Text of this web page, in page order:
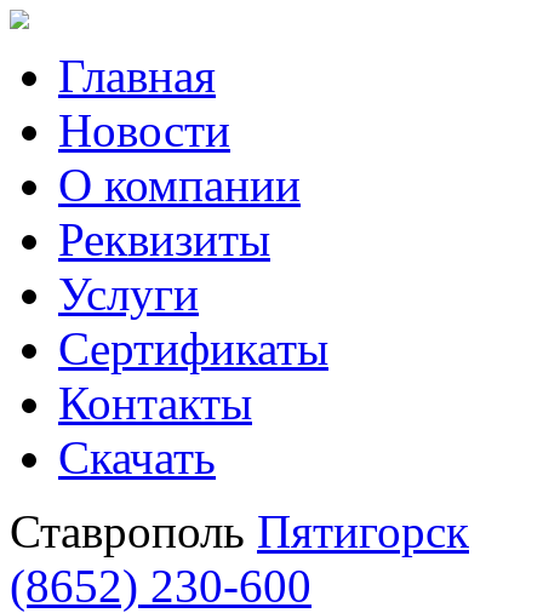
Главная
Новости
О компании
Реквизиты
Услуги
Сертификаты
Контакты
Скачать
Ставрополь Пятигорск
(8652) 230-600